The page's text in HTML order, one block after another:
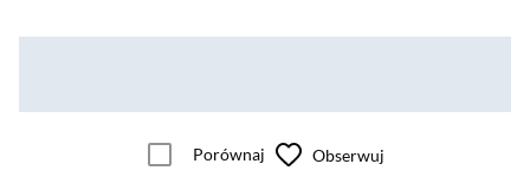
Porównaj Obserwuj